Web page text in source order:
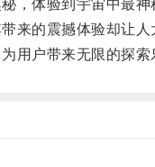
体验到宇宙中最神
的震撼体验却让人
户带来无限的探索